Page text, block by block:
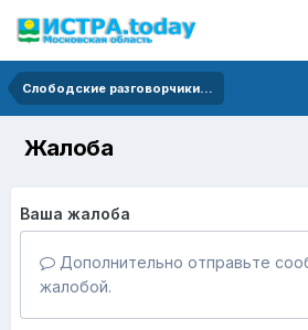
Слободские разговорчики...
Жалоба
Ваша жалоба
Дополнительно отправьте
жалобой.